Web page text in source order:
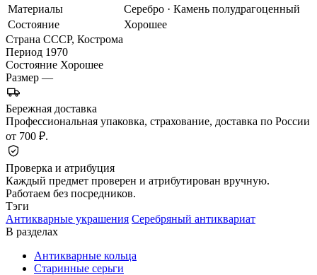
Материалы
Серебро · Камень полудрагоценный
Состояние
Хорошее
Страна СССР, Кострома
Период 1970
Состояние Хорошее
Размер —
Бережная доставка
Профессиональная упаковка, страхование, доставка по России
от 700 ₽.
Проверка и атрибуция
Каждый предмет проверен и атрибутирован вручную.
Работаем без посредников.
Тэги
Антикварные украшения Серебряный антиквариат
В разделах
Антикварные кольца
Старинные серьги